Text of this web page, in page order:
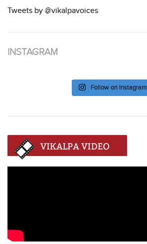
Tweets by @vikalpavoices
INSTAGRAM
Follow on Instagram